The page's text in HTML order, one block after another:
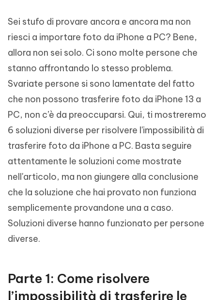
iAnyGo
Sei stufo di provare ancora e ancora ma non
riesci a importare foto da iPhone a PC? Bene,
allora non sei solo. Ci sono molte persone che
stanno affrontando lo stesso problema.
Svariate persone si sono lamentate del fatto
che non possono trasferire foto da iPhone 13 a
PC, non c’è da preoccuparsi. Qui, ti mostreremo
6 soluzioni diverse per risolvere l'impossibilità di
trasferire foto da iPhone a PC. Basta seguire
attentamente le soluzioni come mostrate
nell'articolo, ma non giungere alla conclusione
che la soluzione che hai provato non funziona
semplicemente provandone una a caso.
Soluzioni diverse hanno funzionato per persone
diverse.
Parte 1: Come risolvere
l’impossibilità di trasferire le